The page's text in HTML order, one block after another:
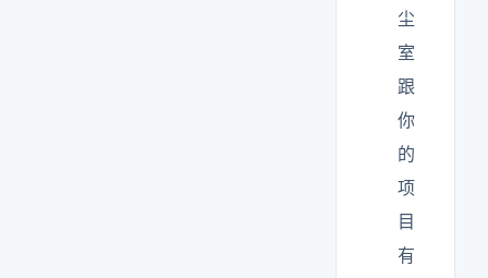
尘
室
跟
你
的
项
目
有